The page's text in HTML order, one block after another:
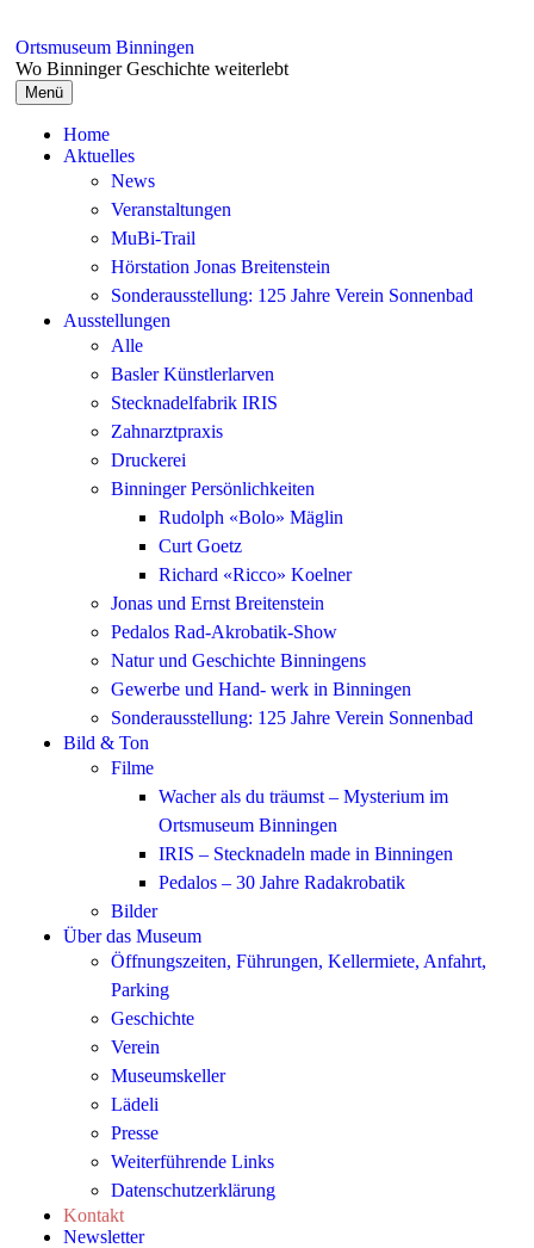
zum
Inhalt
Ortsmuseum Binningen
Wo Binninger Geschichte weiterlebt
Menü
Home
Aktuelles
News
Veranstaltungen
MuBi-Trail
Hörstation Jonas Breitenstein
Sonderausstellung: 125 Jahre Verein Sonnenbad
Ausstellungen
Alle
Basler Künstlerlarven
Stecknadelfabrik IRIS
Zahnarztpraxis
Druckerei
Binninger Persönlichkeiten
Rudolph «Bolo» Mäglin
Curt Goetz
Richard «Ricco» Koelner
Jonas und Ernst Breitenstein
Pedalos Rad-Akrobatik-Show
Natur und Geschichte Binningens
Gewerbe und Hand- werk in Binningen
Sonderausstellung: 125 Jahre Verein Sonnenbad
Bild & Ton
Filme
Wacher als du träumst – Mysterium im
Ortsmuseum Binningen
IRIS – Stecknadeln made in Binningen
Pedalos – 30 Jahre Radakrobatik
Bilder
Über das Museum
Öffnungszeiten, Führungen, Kellermiete, Anfahrt,
Parking
Geschichte
Verein
Museumskeller
Lädeli
Presse
Weiterführende Links
Datenschutzerklärung
Kontakt
Newsletter